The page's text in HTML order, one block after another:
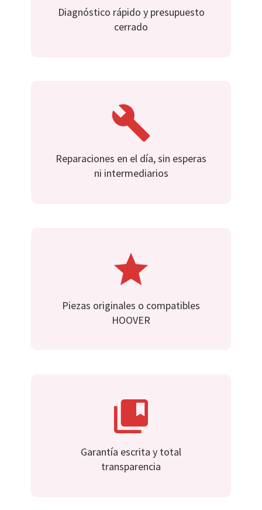
Diagnóstico rápido y presupuesto
cerrado
Reparaciones en el día, sin esperas
ni intermediarios
Piezas originales o compatibles
HOOVER
Garantía escrita y total
transparencia